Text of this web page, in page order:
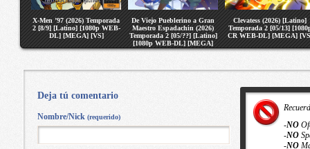
X-Men ’97 (2026) Temporada
2 [8/9] [Latino] [1080p WEB-
DL] [MEGA] [VS]
De Viejo Pueblerino a Gran
Maestro Espadachin (2026)
Temporada 2 [05/??] [Latino]
[1080p WEB-DL] [MEGA]
[VS]
Clevatess (2026) [Latino]
Temporada 2 [05/13]
CR WEB-DL] [MEGA]
-NO
-NO
-NO
Deja tú comentario
Nombre/Nick (requerido)